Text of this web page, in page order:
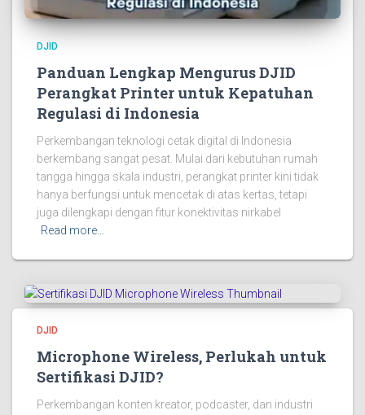
DJID
Panduan Lengkap Mengurus DJID
Perangkat Printer untuk Kepatuhan
Regulasi di Indonesia
Perkembangan teknologi cetak digital di Indonesia
berkembang sangat pesat. Mulai dari kebutuhan rumah
tangga hingga skala industri, perangkat printer kini tidak
hanya berfungsi untuk mencetak di atas kertas, tetapi
juga dilengkapi dengan fitur konektivitas nirkabel
Read more…
DJID
Microphone Wireless, Perlukah untuk
Sertifikasi DJID?
Perkembangan konten kreator, podcaster, dan industri